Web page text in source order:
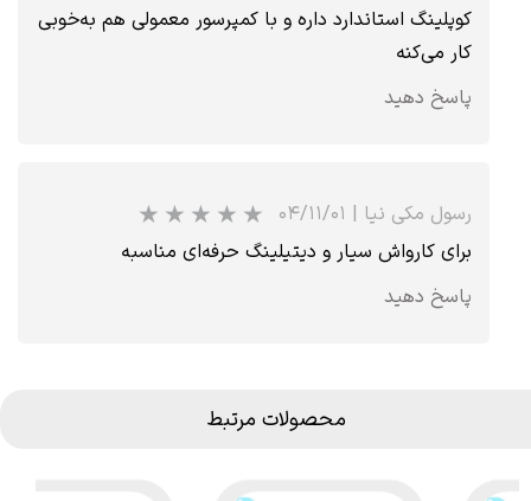
★★★★★
کوپلینگ استاندارد داره و با کمپرسور معمولی هم به‌خوبی
کار می‌کنه
پاسخ دهید
رسول مکی نیا | ۰۴/۱۱/۰۱
برای کارواش سیار و دیتیلینگ حرفه‌ای مناسبه
پاسخ دهید
محصولات مرتبط